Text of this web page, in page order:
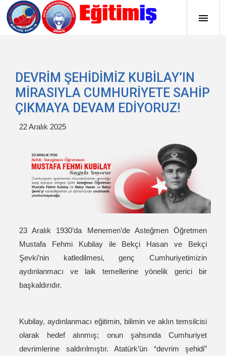
DEVRİM ŞEHİDİMİZ KUBİLAY’IN
MİRASIYLA CUMHURİYETE SAHİP
ÇIKMAYA DEVAM EDİYORUZ!
22 Aralık 2025
23 Aralık 1930’da Menemen’de Asteğmen Öğretmen
Mustafa Fehmi Kubilay ile Bekçi Hasan ve Bekçi
Şevki’nin katledilmesi, genç Cumhuriyetimizin
aydınlanmacı ve laik temellerine yönelik gerici bir
başkaldırıdır.
Kubilay, aydınlanmacı eğitimin, bilimin ve aklın temsilcisi
olarak hedef alınmış; onun şahsında Cumhuriyet
devrimlerine saldırılmıştır. Atatürk’ün “devrim şehidi”